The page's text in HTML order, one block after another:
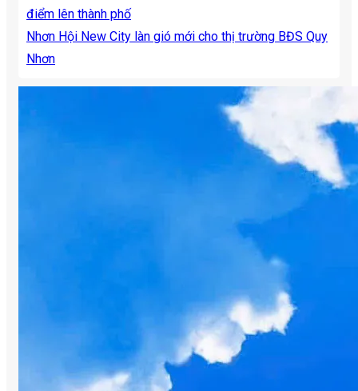
điểm lên thành phố
Nhơn Hội New City làn gió mới cho thị trường BĐS Quy
Nhơn